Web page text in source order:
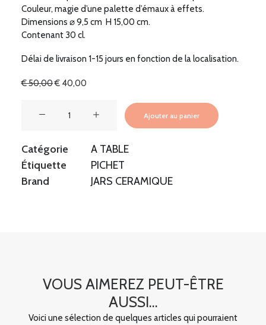
Couleur, magie d’une palette d’émaux à effets.
Dimensions ⌀9,5 cm H 15,00 cm.
Contenant 30 cl.
Délai de livraison 1-15 jours en fonction de la localisation.
€50,00Le
était :
€ 40,00
est :
PICHET
GRIS
/
Ajouter au panier
Catégorie
A TABLE
Étiquette
PICHET
Brand
JARS CERAMIQUE
VOUS AIMEREZ PEUT-ÊTRE
AUSSI...
Voici une sélection de quelques articles qui pourraient